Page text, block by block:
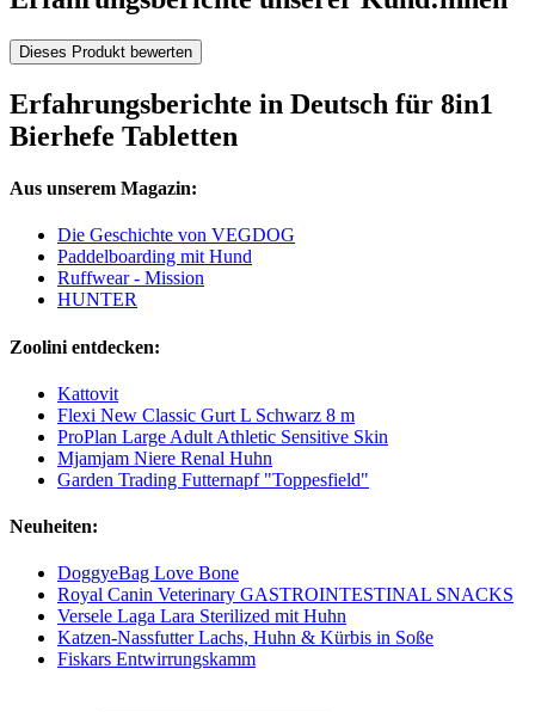
Dieses Produkt bewerten
Erfahrungsberichte in Deutsch für 8in1
Bierhefe Tabletten
Aus unserem Magazin:
Die Geschichte von VEGDOG
Paddelboarding mit Hund
Ruffwear - Mission
HUNTER
Zoolini entdecken:
Kattovit
Flexi New Classic Gurt L Schwarz 8 m
ProPlan Large Adult Athletic Sensitive Skin
Mjamjam Niere Renal Huhn
Garden Trading Futternapf "Toppesfield"
Neuheiten:
DoggyeBag Love Bone
Royal Canin Veterinary GASTROINTESTINAL SNACKS
Versele Laga Lara Sterilized mit Huhn
Katzen-Nassfutter Lachs, Huhn & Kürbis in Soße
Fiskars Entwirrungskamm